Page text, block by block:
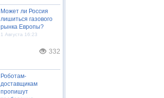
Может ли Россия
лишиться газового
рынка Европы?
1 Августа 16:23
332
Роботам-
доставщикам
пропишут